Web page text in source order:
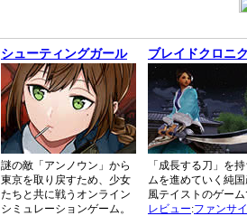
シューティングガール
謎の敵「アンノウン」から
東京を取り戻すため、少女
たちと共に戦うオンライン
シミュレーションゲーム。
ブレイドクロニ
「成長する刀」を
ムを進めていく純
風テイストのゲー
レビュー:ファンサ